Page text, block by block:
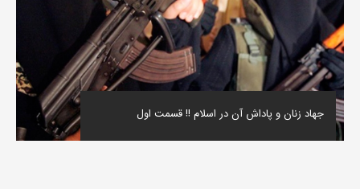
جهاد زنان و پاداش آن در اسلام !! قسمت اول